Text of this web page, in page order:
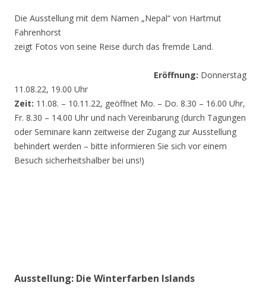
Die Ausstellung mit dem Namen „Nepal“ von Hartmut
Fahrenhorst
zeigt Fotos von seine Reise durch das fremde Land.
Eröffnung: Donnerstag
11.08.22, 19.00 Uhr
Zeit: 11.08. – 10.11.22, geöffnet Mo. – Do. 8.30 – 16.00 Uhr,
Fr. 8.30 – 14.00 Uhr und nach Vereinbarung (durch Tagungen
oder Seminare kann zeitweise der Zugang zur Ausstellung
behindert werden – bitte informieren Sie sich vor einem
Besuch sicherheitshalber bei uns!)
Ausstellung: Die Winterfarben Islands